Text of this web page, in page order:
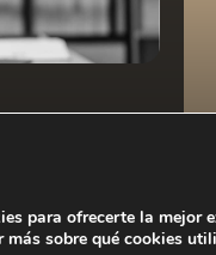
en
para ofrecerte la mejor
más sobre qué cookies